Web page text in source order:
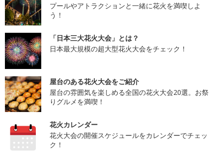
プールやアトラクションと一緒に花火を満喫しよ
う！
「日本三大花火大会」とは？
日本最大規模の超大型花火大会をチェック！
屋台のある花火大会をご紹介
屋台の雰囲気を楽しめる全国の花火大会20選。お祭
りグルメを満喫！
花火カレンダー
花火大会の開催スケジュールをカレンダーでチェッ
ク！